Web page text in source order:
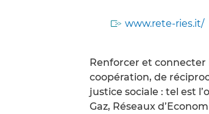
www.rete-ries.it/
Renforcer et connecter
coopération, de
justice sociale : tel est
Gaz, Réseaux